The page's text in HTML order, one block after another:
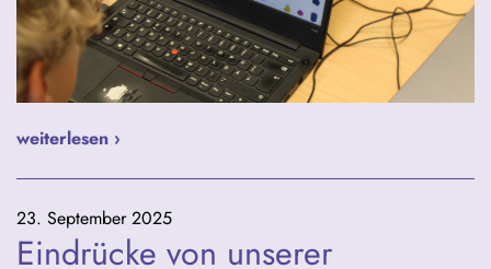
weiterlesen ›
23. September 2025
Eindrücke von unserer